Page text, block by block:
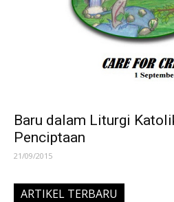
Baru dalam Liturgi
Penciptaan
21/09/2015
ARTIKEL TERBARU